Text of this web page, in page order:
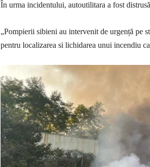
În urma incidentului, autoutilitara a fost
„Pompierii sibieni au intervenit de urgență pe
pentru localizarea si lichidarea unui incendiu